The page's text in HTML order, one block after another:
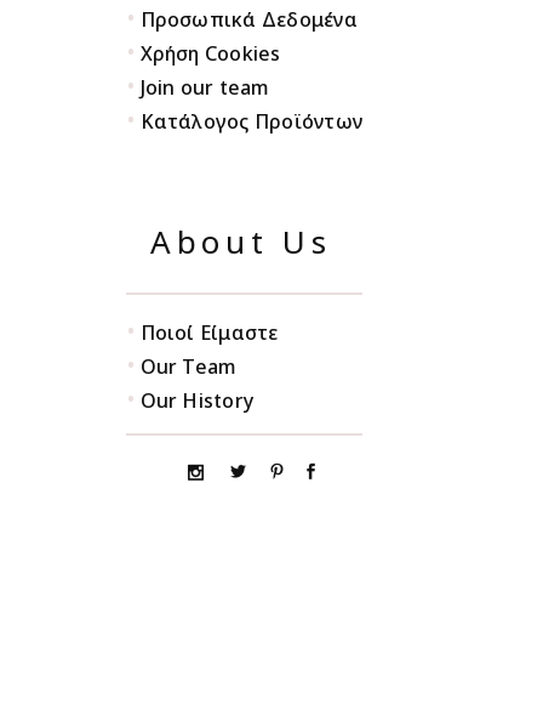
• Προσωπικά Δεδομένα
• Χρήση Cookies
• Join our team
• Κατάλογος Προϊόντων
About Us
• Ποιοί Είμαστε
• Our Team
• Our History